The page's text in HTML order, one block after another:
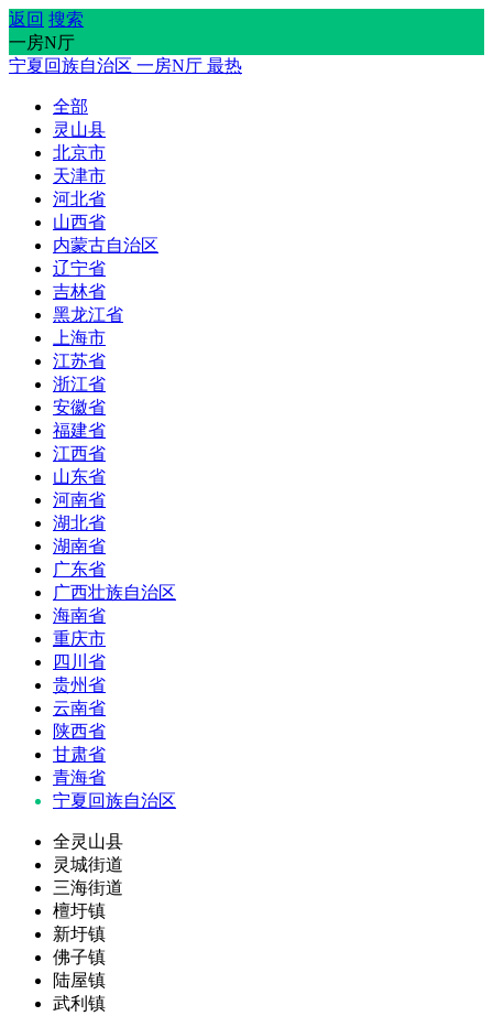
返回 搜索
一房N厅
宁夏回族自治区 一房N厅 最热
全部
灵山县
北京市
天津市
河北省
山西省
内蒙古自治区
辽宁省
吉林省
黑龙江省
上海市
江苏省
浙江省
安徽省
福建省
江西省
山东省
河南省
湖北省
湖南省
广东省
广西壮族自治区
海南省
重庆市
四川省
贵州省
云南省
陕西省
甘肃省
青海省
宁夏回族自治区
全灵山县
灵城街道
三海街道
檀圩镇
新圩镇
佛子镇
陆屋镇
武利镇